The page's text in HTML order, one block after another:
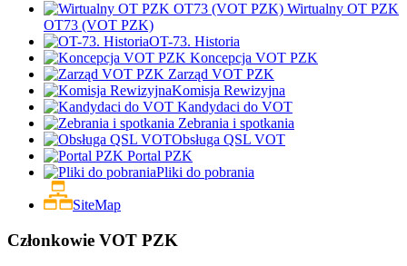
Wirtualny OT PZK
OT73 (VOT PZK)
OT-73. Historia
Koncepcja VOT PZK
Zarząd VOT PZK
Komisja Rewizyjna
Kandydaci do VOT
Zebrania i spotkania
Obsługa QSL VOT
Portal PZK
Pliki do pobrania
SiteMap
Członkowie VOT PZK